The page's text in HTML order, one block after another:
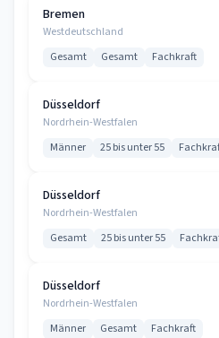
Bremen
Westdeutschland
Gesamt Gesamt Fachkraft
Düsseldorf
Nordrhein-Westfalen
Männer 25 bis unter 55
Düsseldorf
Nordrhein-Westfalen
Gesamt 25 bis unter 55
Düsseldorf
Nordrhein-Westfalen
Männer Gesamt Fachkraft